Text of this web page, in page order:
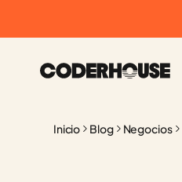
Inicio Blog Negocios